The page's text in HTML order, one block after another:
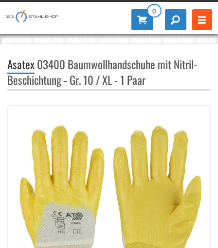
0
Asatex03400 Baumwollhandschuhe mit Nitril-
Beschichtung - Gr. 10 / XL - 1 Paar